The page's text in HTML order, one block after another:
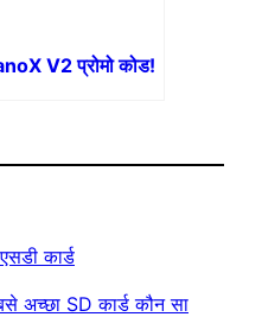
V2 प्रोमो कोड!
अच्छा SD कार्ड कौन सा